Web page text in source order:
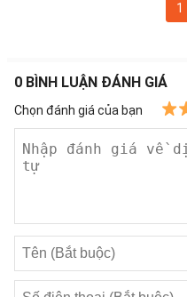
1
0 BÌNH LUẬN ĐÁNH GIÁ
Chọn đánh giá của bạn